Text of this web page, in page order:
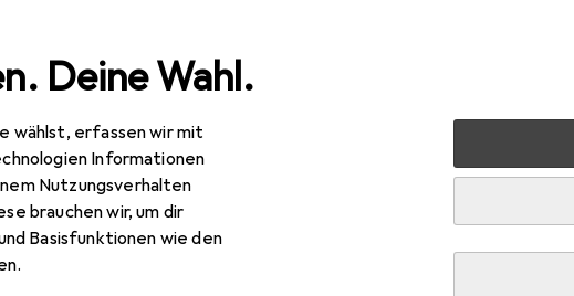
Deine Wahl.
wählst, erfassen wir mit
Informationen
Nutzungsverhalten
brauchen wir, um dir
Basisfunktionen wie den
IT + Multimedia PC Komponenten
EUR
114,10 EUR
222,86 /1TB
Silicon PowerAce A58 2.5 512 GB SLC